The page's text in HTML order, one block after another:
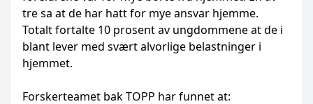
tre sa at de har hatt for mye ansvar hjemme.
Totalt fortalte 10 prosent av ungdommene at de i
blant lever med svært alvorlige belastninger i
hjemmet.
Forskerteamet bak TOPP har funnet at: